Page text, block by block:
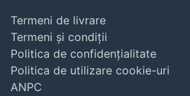
Termeni de livrare
Termeni și condiții
Politica de confidențialitate
Politica de utilizare cookie-uri
ANPC